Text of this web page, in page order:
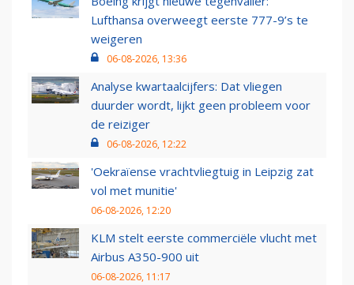
Lufthansa overweegt eerste 777-9’s te
weigeren
06-08-2026, 13:36
Analyse kwartaalcijfers: Dat vliegen
duurder wordt, lijkt geen probleem voor
de reiziger
06-08-2026, 12:22
'Oekraïense vrachtvliegtuig in Leipzig zat
vol met munitie'
06-08-2026, 12:20
KLM stelt eerste commerciële vlucht met
Airbus A350-900 uit
06-08-2026, 11:17